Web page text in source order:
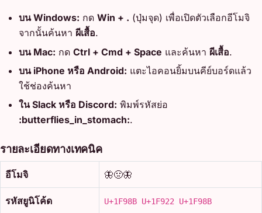
บน Windows: กด Win + . (ปุ่มจุด) เพื่อเปิดตัวเลือกอีโมจิ
จากนั้นค้นหา ผีเสื้อ.
บน Mac: กด Ctrl + Cmd + Space และค้นหา ผีเสื้อ.
บน iPhone หรือ Android: แตะไอคอนยิ้มบนคีย์บอร์ดแล้ว
ใช้ช่องค้นหา
ใน Slack หรือ Discord: พิมพ์รหัสย่อ
:butterflies_in_stomach:.
รายละเอียดทางเทคนิค
อีโมจิ 🦋🤢🦋
รหัสยูนิโค้ด U+1F98B U+1F922 U+1F98B